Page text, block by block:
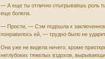
— А еще ты отлично отыгрываешь роль
еще болела.
— Прости, — Сэм подошла к
понравилось ей, — трудно было не
Она уже не видела ничего, кроме
неглубоких тяжелых вздохов,